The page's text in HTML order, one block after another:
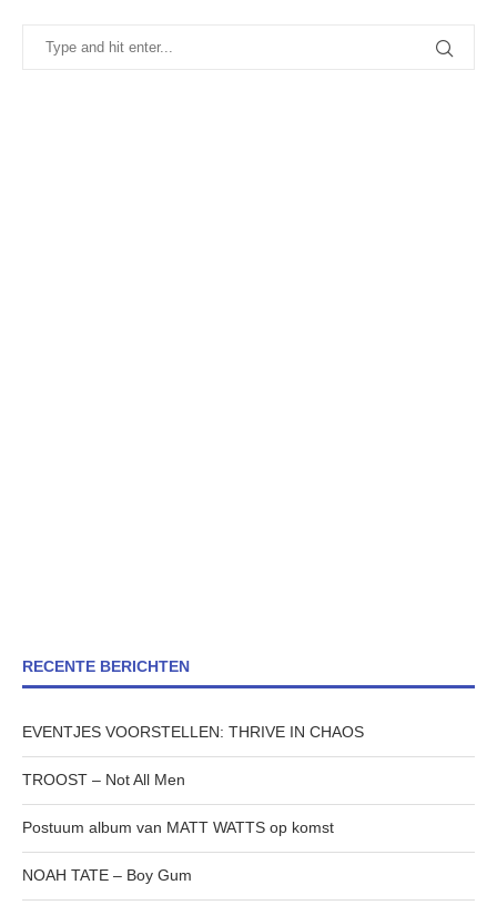
RECENTE BERICHTEN
EVENTJES VOORSTELLEN: THRIVE IN CHAOS
TROOST – Not All Men
Postuum album van MATT WATTS op komst
NOAH TATE – Boy Gum